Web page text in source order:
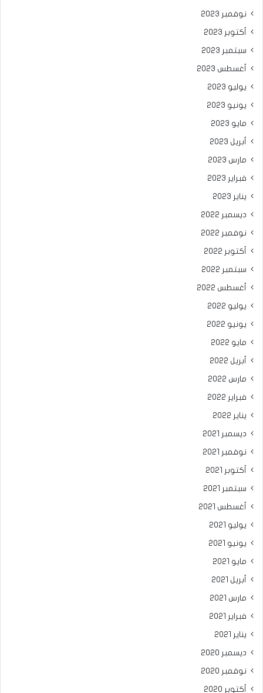
نوفمبر 2023
أكتوبر 2023
سبتمبر 2023
أغسطس 2023
يوليو 2023
يونيو 2023
مايو 2023
أبريل 2023
مارس 2023
فبراير 2023
يناير 2023
ديسمبر 2022
نوفمبر 2022
أكتوبر 2022
سبتمبر 2022
أغسطس 2022
يوليو 2022
يونيو 2022
مايو 2022
أبريل 2022
مارس 2022
فبراير 2022
يناير 2022
ديسمبر 2021
نوفمبر 2021
أكتوبر 2021
سبتمبر 2021
أغسطس 2021
يوليو 2021
يونيو 2021
مايو 2021
أبريل 2021
مارس 2021
فبراير 2021
يناير 2021
ديسمبر 2020
نوفمبر 2020
أكتوبر 2020